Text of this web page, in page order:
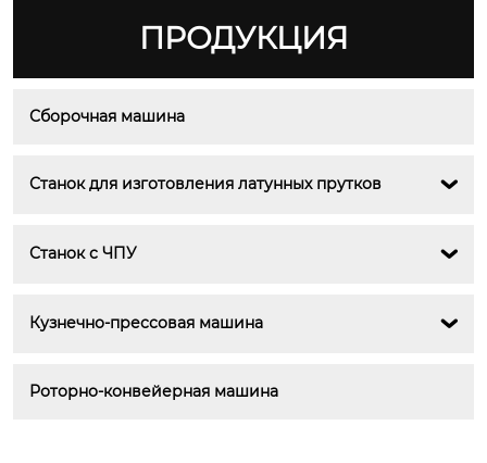
ПРОДУКЦИЯ
Сборочная машина
Станок для изготовления латунных прутков 
Станок с ЧПУ 
Кузнечно-прессовая машина 
Роторно-конвейерная машина